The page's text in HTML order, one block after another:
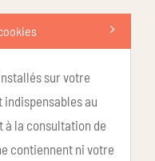
sur votre
au
la consultation de
contiennent ni votre